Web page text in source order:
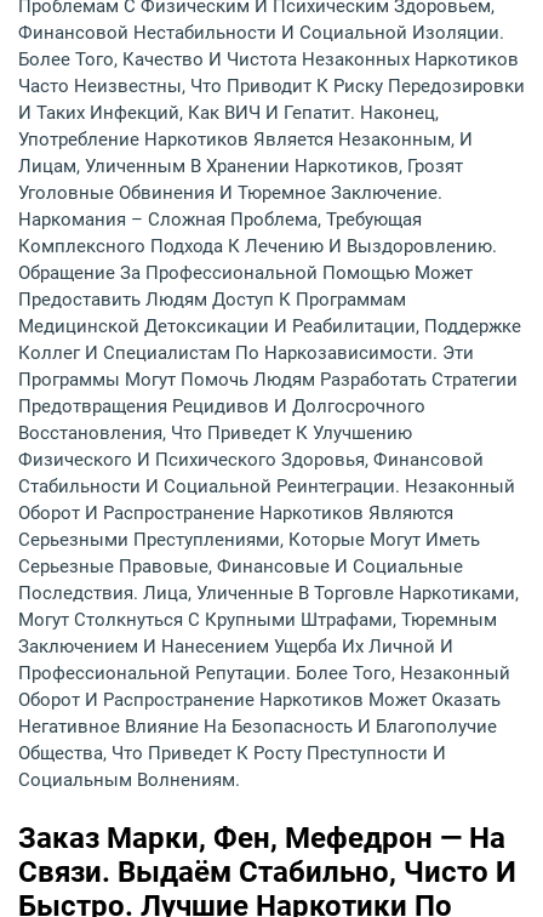
Проблемам С Физическим И Психическим Здоровьем,
Финансовой Нестабильности И Социальной Изоляции.
Более Того, Качество И Чистота Незаконных Наркотиков
Часто Неизвестны, Что Приводит К Риску Передозировки
И Таких Инфекций, Как ВИЧ И Гепатит. Наконец,
Употребление Наркотиков Является Незаконным, И
Лицам, Уличенным В Хранении Наркотиков, Грозят
Уголовные Обвинения И Тюремное Заключение.
Наркомания – Сложная Проблема, Требующая
Комплексного Подхода К Лечению И Выздоровлению.
Обращение За Профессиональной Помощью Может
Предоставить Людям Доступ К Программам
Медицинской Детоксикации И Реабилитации, Поддержке
Коллег И Специалистам По Наркозависимости. Эти
Программы Могут Помочь Людям Разработать Стратегии
Предотвращения Рецидивов И Долгосрочного
Восстановления, Что Приведет К Улучшению
Физического И Психического Здоровья, Финансовой
Стабильности И Социальной Реинтеграции. Незаконный
Оборот И Распространение Наркотиков Являются
Серьезными Преступлениями, Которые Могут Иметь
Серьезные Правовые, Финансовые И Социальные
Последствия. Лица, Уличенные В Торговле Наркотиками,
Могут Столкнуться С Крупными Штрафами, Тюремным
Заключением И Нанесением Ущерба Их Личной И
Профессиональной Репутации. Более Того, Незаконный
Оборот И Распространение Наркотиков Может Оказать
Негативное Влияние На Безопасность И Благополучие
Общества, Что Приведет К Росту Преступности И
Социальным Волнениям.
Заказ Марки, Фен, Мефедрон — На
Связи. Выдаём Стабильно, Чисто И
Быстро. Лучшие Наркотики По